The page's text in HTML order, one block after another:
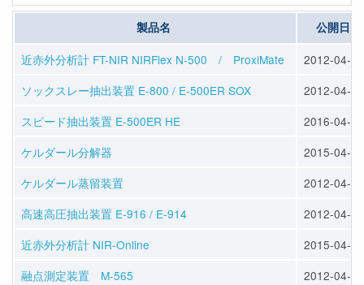
製品名 公開日
近赤外分析計 FT-NIR NIRFlex N-500 / ProxiMate
2012-04-23
ソックスレー抽出装置 E-800 / E-500ER SOX
2012-04-25
スピード抽出装置 E-500ER HE
2016-04-13
ケルダール分解器
2015-04-10
ケルダール蒸留装置
2012-04-25
高速高圧抽出装置 E-916 / E-914
2012-04-25
近赤外分析計 NIR-Online
2015-04-10
融点測定装置 M-565
2012-04-23